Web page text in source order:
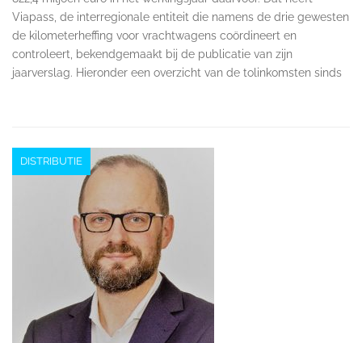
Viapass, de interregionale entiteit die namens de drie gewesten
de kilometerheffing voor vrachtwagens coördineert en
controleert, bekendgemaakt bij de publicatie van zijn
jaarverslag. Hieronder een overzicht van de tolinkomsten sinds
DISTRIBUTIE